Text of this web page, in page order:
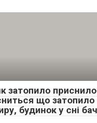
затопило
що затопило
будинок у сні